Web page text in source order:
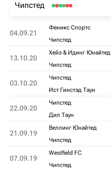
Чипстед
04.09.21
Феникс Спортс
Чипстед
13.10.20
Хейз & Идинг Юнайтед
Чипстед
03.10.20
Чипстед
Ист Гинстэд Таун
22.09.20
Чипстед
Дил Таун
21.09.19
Веллинг Юнайтед
Чипстед
07.09.19
Westfield FC
Чипстед